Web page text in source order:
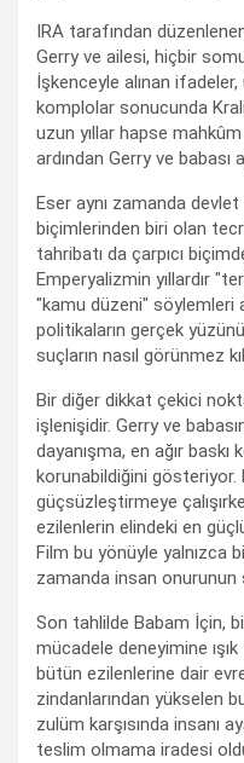
IRA tarafından
Gerry ve ailesi, hiçbir
İşkenceyle alınan
komplolar sonucunda
uzun yıllar hapse
ardından Gerry ve babası
Eser aynı zamanda
biçimlerinden biri olan
tahribatı da çarpıcı
Emperyalizmin yıllardır
"kamu düzeni" söylemleri
politikaların gerçek
suçların nasıl görünmez
Bir diğer dikkat çekici
işlenişidir. Gerry ve
dayanışma, en ağır baskı
korunabildiğini gösteriyor.
güçsüzleştirmeye
ezilenlerin elindeki en
Film bu yönüyle yalnızca
zamanda insan onurunun
Son tahlilde Babam İçin,
mücadele deneyimine
bütün ezilenlerine dair
zindanlarından yükselen
zulüm karşısında insanı
teslim olmama iradesi